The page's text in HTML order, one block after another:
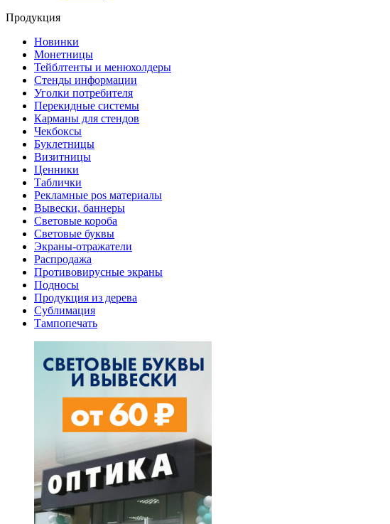
Продукция
Новинки
Монетницы
Тейблтенты и менюхолдеры
Стенды информации
Уголки потребителя
Перекидные системы
Карманы для стендов
Чекбоксы
Буклетницы
Визитницы
Ценники
Таблички
Рекламные pos материалы
Вывески, баннеры
Световые короба
Световые буквы
Экраны-отражатели
Распродажа
Противовирусные экраны
Подносы
Продукция из дерева
Сублимация
Тампопечать